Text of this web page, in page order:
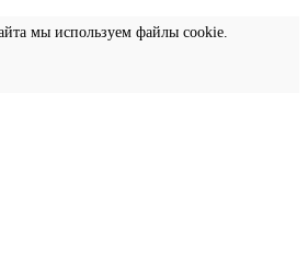
мы используем файлы cookie.